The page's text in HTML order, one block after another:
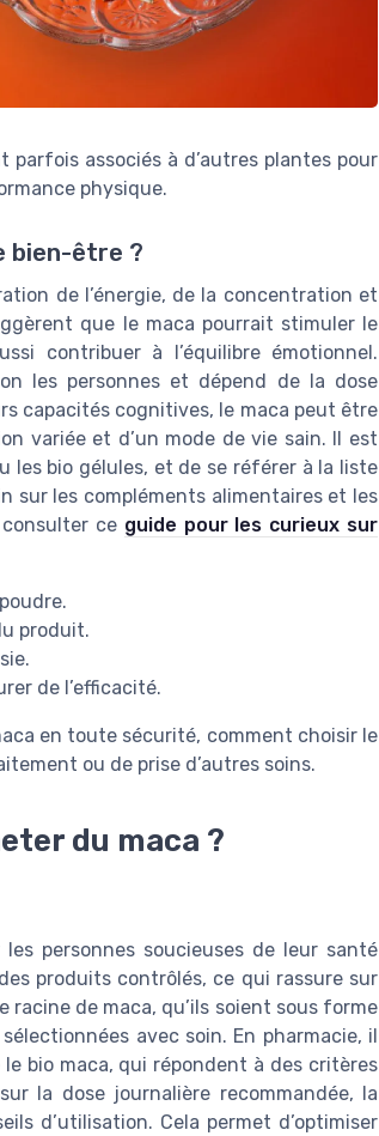
associés à d’autres plantes pour
physique.
bien-être ?
de l’énergie, de la concentration et
que le maca pourrait stimuler le
contribuer à l’équilibre émotionnel.
les personnes et dépend de la dose
capacités cognitives, le maca peut être
variée et d’un mode de vie sain. Il est
les bio gélules, et de se référer à la liste
sur les compléments alimentaires et les
ce guide pour les curieux sur
produit.
de l’efficacité.
en toute sécurité, comment choisir le
ou de prise d’autres soins.
du maca ?
personnes soucieuses de leur santé
produits contrôlés, ce qui rassure sur
racine de maca, qu’ils soient sous forme
avec soin. En pharmacie, il
bio maca, qui répondent à des critères
la dose journalière recommandée, la
d’utilisation. Cela permet d’optimiser